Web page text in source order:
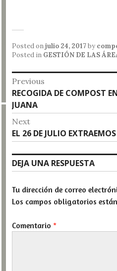
Posted onjulio 24, 2017by
Posted in GESTIÓN DE LAS
Navegación
de
entradas
Previous
Previous
post:
RECOGIDA DE COMPOST
JUANA
Next
Next
post:
EL 26 DE JULIO
DEJA UNA RESPUESTA
Tu dirección de correo
Los campos obligatorios
Comentario *